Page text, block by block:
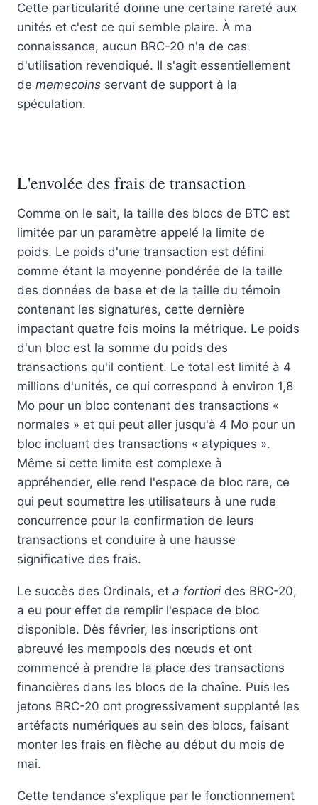
Cette particularité donne une certaine rareté aux
unités et c'est ce qui semble plaire. À ma
connaissance, aucun BRC-20 n'a de cas
d'utilisation revendiqué. Il s'agit essentiellement
de memecoins servant de support à la
spéculation.
L'envolée des frais de transaction
Comme on le sait, la taille des blocs de BTC est
limitée par un paramètre appelé la limite de
poids. Le poids d'une transaction est défini
comme étant la moyenne pondérée de la taille
des données de base et de la taille du témoin
contenant les signatures, cette dernière
impactant quatre fois moins la métrique. Le poids
d'un bloc est la somme du poids des
transactions qu'il contient. Le total est limité à 4
millions d'unités, ce qui correspond à environ 1,8
Mo pour un bloc contenant des transactions «
normales » et qui peut aller jusqu'à 4 Mo pour un
bloc incluant des transactions « atypiques ».
Même si cette limite est complexe à
appréhender, elle rend l'espace de bloc rare, ce
qui peut soumettre les utilisateurs à une rude
concurrence pour la confirmation de leurs
transactions et conduire à une hausse
significative des frais.
Le succès des Ordinals, et a fortiori des BRC-20,
a eu pour effet de remplir l'espace de bloc
disponible. Dès février, les inscriptions ont
abreuvé les mempools des nœuds et ont
commencé à prendre la place des transactions
financières dans les blocs de la chaîne. Puis les
jetons BRC-20 ont progressivement supplanté les
artéfacts numériques au sein des blocs, faisant
monter les frais en flèche au début du mois de
mai.
Cette tendance s'explique par le fonctionnement